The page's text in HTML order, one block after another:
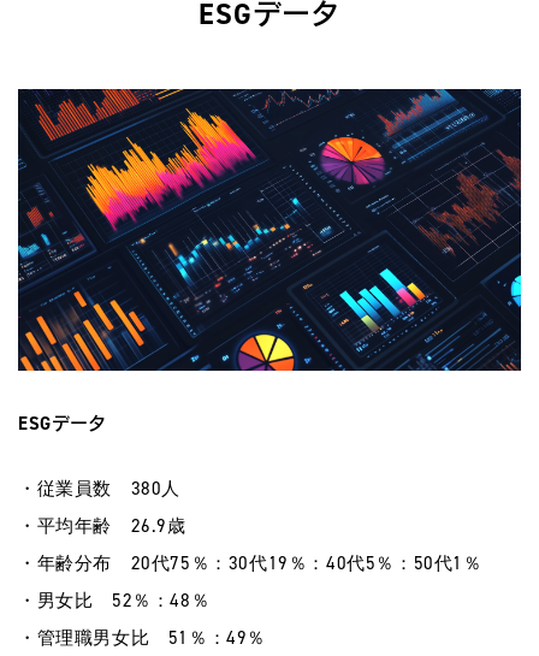
ESGデータ
ESGデータ
・従業員数 380人
・平均年齢 26.9歳
・年齢分布 20代75％：30代19％：40代5％：50代1％
・男女比 52％：48％
・管理職男女比 51％：49％